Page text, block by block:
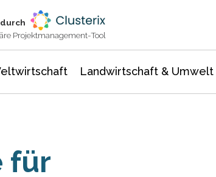
Projektmanagement-Tool
Landwirtschaft & Umwelt
für